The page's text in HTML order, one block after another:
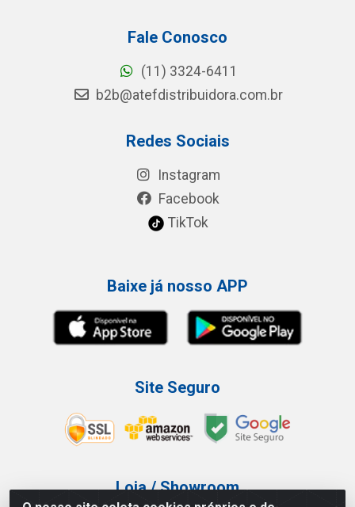
Fale Conosco
(11) 3324-6411
b2b@atefdistribuidora.com.br
Redes Sociais
Instagram
Facebook
TikTok
Baixe já nosso APP
Site Seguro
Loja / Showroom